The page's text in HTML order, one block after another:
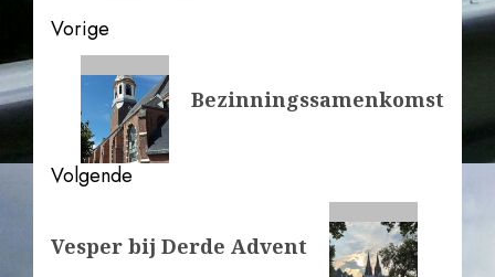
Bericht
navigatie
Vorige
Vorig
bericht:
Bezinningssamenkomst
Volgende
bericht:
Vesper bij Derde Advent